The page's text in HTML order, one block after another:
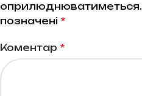
оприлюднюватиметься.
позначені *
Коментар *